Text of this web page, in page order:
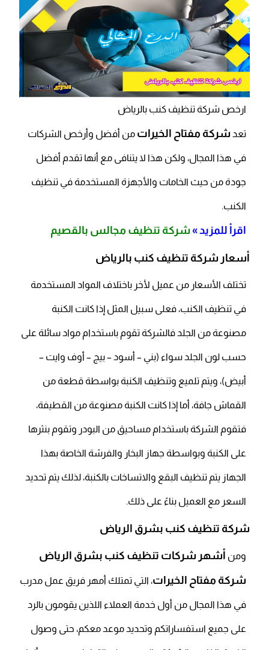
ارخص شركة تنظيف كنب بالرياض
تعد شركة مفتاح الخيرات من أفضل وأرخص الشركات
في هذا المجال، ولكن هذا لا يتنافى مع أنها تقدم أفضل
جودة من حيث الخامات والأجهزة المستخدمة في تنظيف
الكنب.
اقرأ للمزيد » شركة تنظيف مجالس بالقصيم
أسعار شركة تنظيف كنب بالرياض
تختلف الأسعار من عميل لأخر باختلاف المواد المستخدمة
في تنظيف الكنب، فعلى سبيل المثل إذا كانت الكنبة
مصنوعة من الجلد فالشركة تقوم باستخدام مواد سائلة على
حسب لون الجلد سواء (بني – أسود – بيج – أوف وايت –
أبيض)، ويتم تلميع وتنظيف الكنبة بواسطة قطعة من
القماش جافة، أما إذا كانت الكنبة مصنوعة من القطيفة،
فتقوم الشركة باستخدام مساحيق من البودر وتقوم بنثرها
على الكنبة وبواسطة جهاز البخار والفرشة الخاصة بهذا
الجهاز يتم تنظيف البقع والاتساخات بالكنبة، لذلك يتم تحديد
السعر مع العميل بناءً على ذلك.
شركة تنظيف كنب بشرق الرياض
ومن أشهر شركات تنظيف كنب بشرق الرياض
شركة مفتاح الخيرات، التي تمتلك أمهر فريق عمل مدرب
في هذا المجال من أول خدمة العملاء اللذين يقومون بالرد
على جميع استفساراتكم وتحديد موعد معكم، حتى وصول